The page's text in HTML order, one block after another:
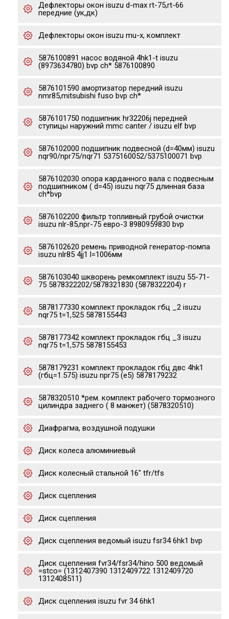
Дефлекторы окон isuzu d-max rt-75,rt-66
передние (ук,дк)
Дефлекторы окон isuzu mu-x, комплект
5876100891 насос водяной 4hk1-t isuzu
(8973634780) bvp ch* 5876100890
5876101590 амортизатор передний isuzu
nmr85,mitsubishi fuso bvp ch*
5876101750 подшипник hr32206j передней
ступицы наружний mmc canter / isuzu elf bvp
5876102000 подшипник подвесной (d=40мм) isuzu
nqr90/npr75/nqr71 5375160052/5375100071 bvp
5876102030 опора карданного вала с подвесным
подшипником ( d=45) isuzu nqr75 длинная база
ch*bvp
5876102200 фильтр топливный грубой очистки
isuzu nlr-85,npr-75 евро-3 8980959830 bvp
5876102620 ремень приводной генератор-помпа
isuzu nlr85 4jj1 l=1006мм
5876103040 шкворень ремкомплект isuzu 55-71-
75 5878322202/5878321830 (5878322204) r
5878177330 комплект прокладок гбц _2 isuzu
nqr75 t=1,525 5878155443
5878177342 комплект прокладок гбц _3 isuzu
nqr75 t=1,575 5878155453
5878179231 комплект прокладок гбц двс 4hk1
(гбц=1.575) isuzu npr75 (e5) 5878179232
5878320510 *рем. комплект рабочего тормозного
цилиндра заднего ( 8 манжет) (5878320510)
Диафрагма, воздушной подушки
Диск колеса алюминиевый
Диск колесный стальной 16" tfr/tfs
Диск сцепления
Диск сцепления
Диск сцепления ведомый isuzu fsr34 6hk1 bvp
Диск сцепления fvr34/fsr34/hino 500 ведомый
=stco= (1312407390 1312409722 1312409720
1312408511)
Диск сцепления isuzu fvr 34 6hk1